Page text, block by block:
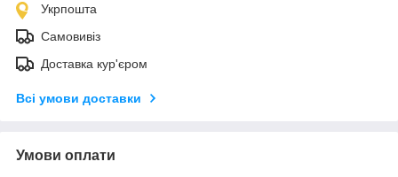
Укрпошта
Самовивіз
Доставка кур'єром
Всі умови доставки
Умови оплати